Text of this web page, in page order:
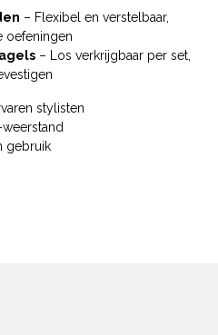
– Flexibel en verstelbaar,
oefeningen
– Los verkrijgbaar per set,
stylisten
gebruik